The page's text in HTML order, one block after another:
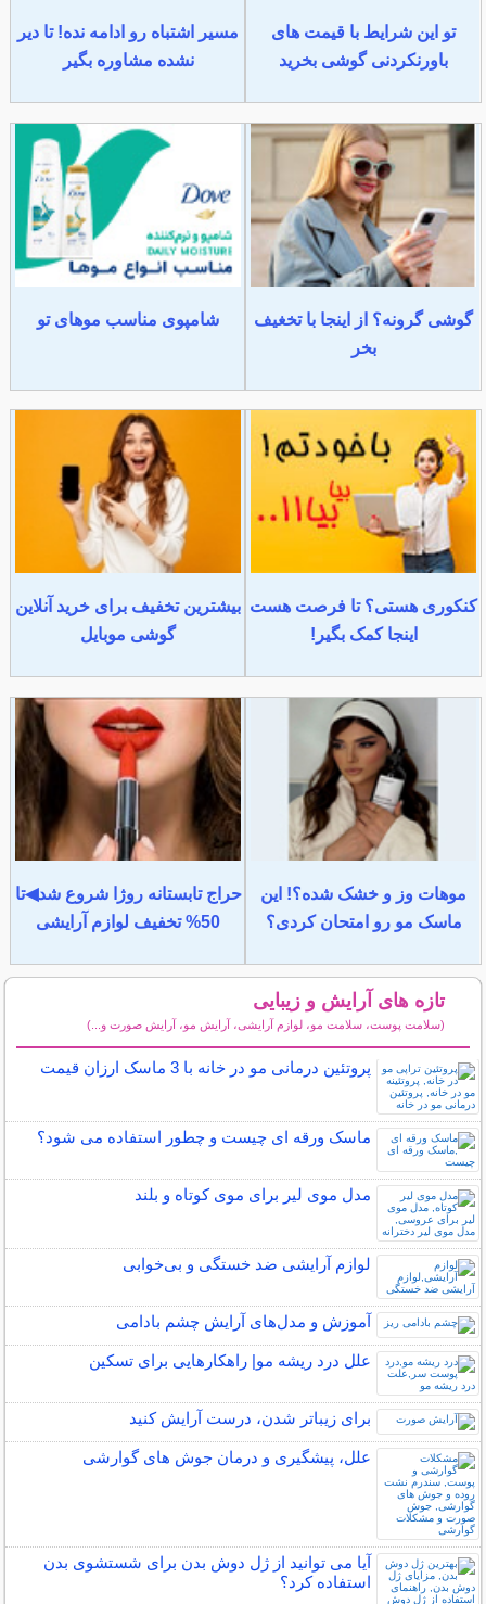
تو این شرایط با قیمت های
باورنکردنی گوشی بخرید
مسیر اشتباه رو ادامه نده! تا دیر
نشده مشاوره بگیر
گوشی گرونه؟ از اینجا با تخغیف
بخر
شامپوی مناسب موهای تو
کنکوری هستی؟ تا فرصت هست
اینجا کمک بگیر!
بیشترین تخفیف برای خرید آنلاین
گوشی موبایل
موهات وز و خشک شده؟! این
ماسک مو رو امتحان کردی؟
حراج تابستانه روژا شروع شد◀تا
50% تخفیف لوازم آرایشی
تازه های آرایش و زیبایی
(سلامت پوست، سلامت مو، لوازم آرایشی، آرایش مو، آرایش صورت و...)
پروتئین درمانی مو در خانه با 3 ماسک ارزان قیمت
ماسک ورقه ای چیست و چطور استفاده می شود؟
مدل موی لیر برای موی کوتاه و بلند
لوازم آرایشی ضد خستگی و بی‌خوابی
آموزش و مدل‌های آرایش چشم بادامی
علل درد ریشه مو| راهکارهایی برای تسکین
برای زیباتر شدن، درست آرایش کنید
علل، پیشگیری و درمان جوش های گوارشی
آیا می توانید از ژل دوش بدن برای شستشوی بدن
استفاده کرد؟